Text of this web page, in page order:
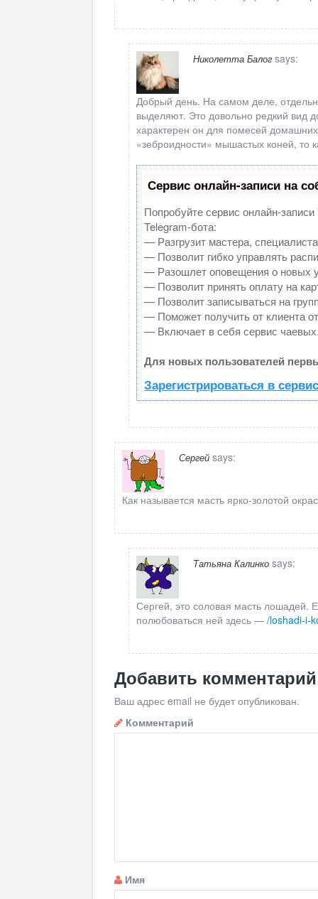
Николетта Балог says:
Добрый день. На самом деле,
выделяют. Это довольно редкий вид
характерен он для помесей
«зеброидности» мышастых коней, то
Сервис онлайн-записи на
Попробуйте сервис онлайн-
Telegram-бота:
— Разгрузит мастера,
— Позволит гибко управлять
— Разошлет оповещения о новых
— Позволит принять оплату на
— Позволит записываться на
— Поможет получить от клиента
— Включает в себя сервис
Для новых пользователей
Зарегистрироваться в
Сергей says:
Как называется масть ярко-золотой
Татьяна Калинко says:
Сергей, это соловая масть лошадей.
полюбоваться ней здесь — /loshadi-i-
Добавить комментарий
Ваш адрес email не будет опубликован.
Комментарий
Имя